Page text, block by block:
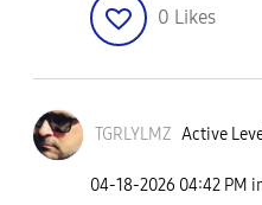
0 Likes
TGRLYLMZ Active
‎04-18-2026 04:42 PM